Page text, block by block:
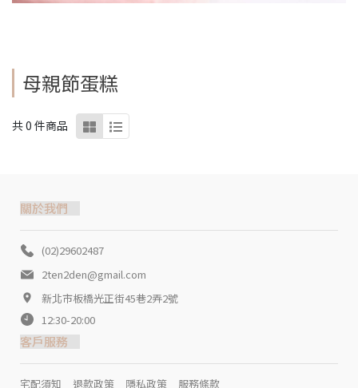
母親節蛋糕
共 0 件商品
關於我們
(02)29602487
2ten2den@gmail.com
新北市板橋光正街45巷2弄2號
12:30-20:00
客戶服務
宅配須知 退款政策 隱私政策 服務條款